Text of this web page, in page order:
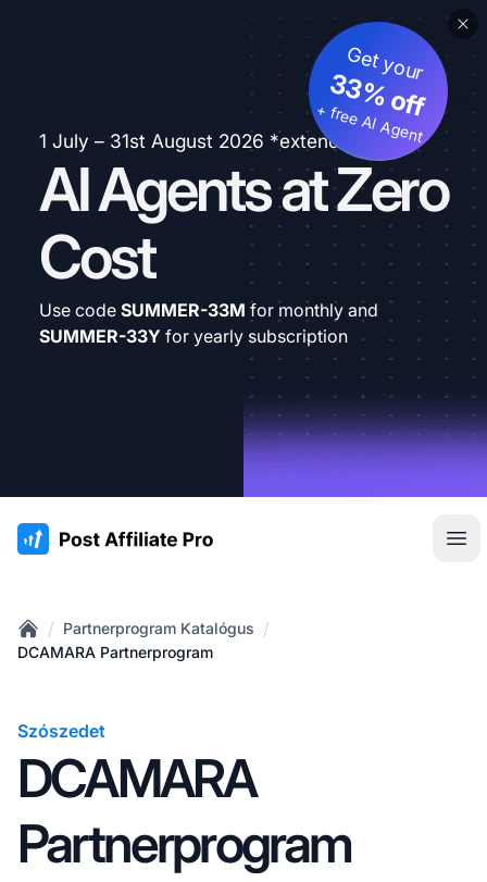
1 July – 31st August 2026 *extended
AI Agents at Zero
Cost
Get your
33% off
+ free AI Agent
Use code SUMMER-33M for monthly and
SUMMER-33Y for yearly subscription
:site.title
Home
/ Partnerprogram Katalógus /
DCAMARA Partnerprogram
Szószedet
DCAMARA
Partnerprogram